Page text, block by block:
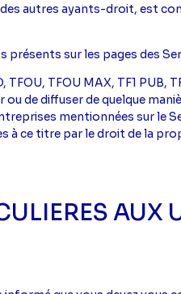
autres ayants-droit, est
sur les pages des
TFOU, TFOU MAX, TF1
de diffuser de quelque
mentionnées sur le
à ce titre par le droit de la
AUX